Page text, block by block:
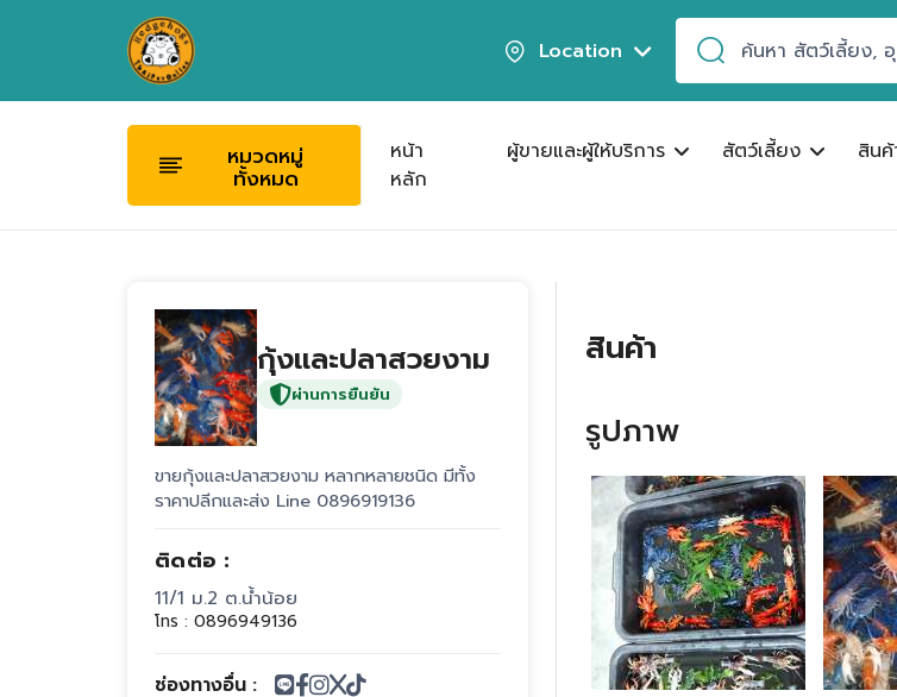
Location
หมวดหมู่
ทั้งหมด
หน้า
หลัก
ผู้ขายและผู้ให้บริการ สัตว์เลี้ยง สิน
กุ้งและปลาสวยงาม
ผ่านการยืนยัน
ขายกุ้งและปลาสวยงาม หลากหลายชนิด มีทั้ง
ราคาปลีกและส่ง Line 0896919136
ติดต่อ :
11/1 ม.2 ต.น้ำน้อย
โทร : 0896949136
ช่องทางอื่น :
สินค้า
รูปภาพ